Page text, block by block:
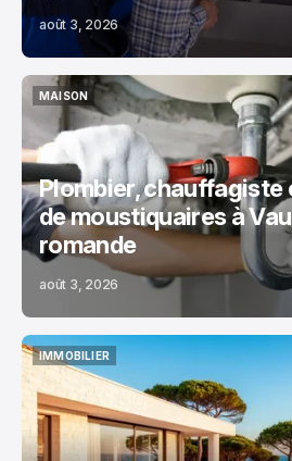
août 3, 2026
MAISON
MAISON
Plombier,
de moustiquaires à
romande
août 3, 2026
IMMOBILIER
IMMOBILIER